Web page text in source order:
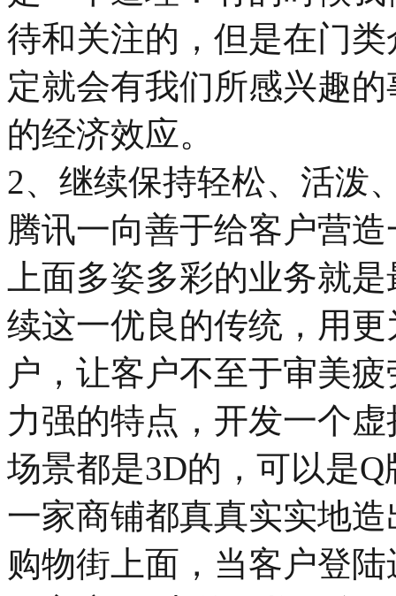
待和关注的，但是在门
定就会有我们所感兴趣
的经济效应。
2、继续保持轻松、活泼
腾讯一向善于给客户营
上面多姿多彩的业务就
续这一优良的传统，用
户，让客户不至于审美
力强的特点，开发一个
场景都是3D的，可以是
一家商铺都真真实实地
购物街上面，当客户登